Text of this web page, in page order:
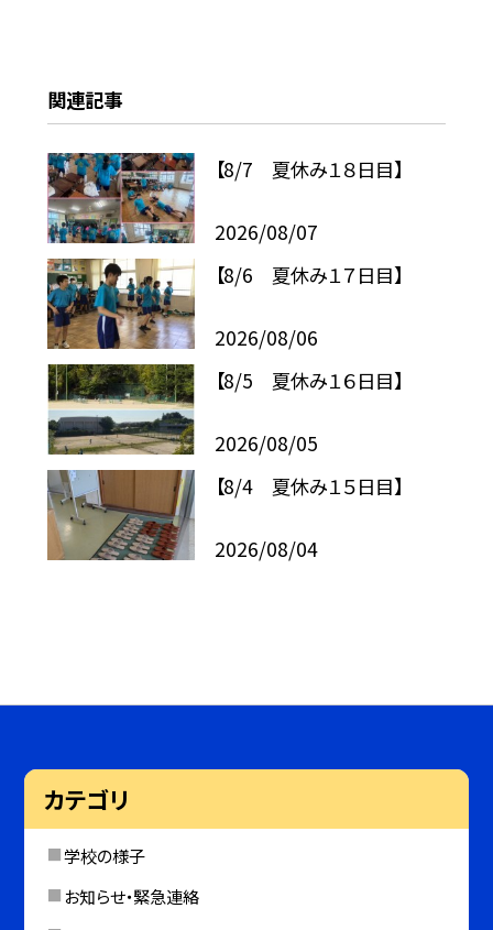
関連記事
【8/7 夏休み１８日目】
2026/08/07
【8/6 夏休み１７日目】
2026/08/06
【8/5 夏休み１６日目】
2026/08/05
【8/4 夏休み１５日目】
2026/08/04
カテゴリ
学校の様子
お知らせ・緊急連絡